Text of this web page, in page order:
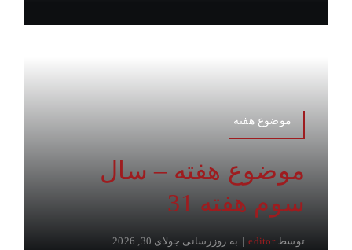
موضوع هفته
موضوع هفته – سال
سوم هفته 31
توسطeditor
| به روزرسانی جولای 30, 2026